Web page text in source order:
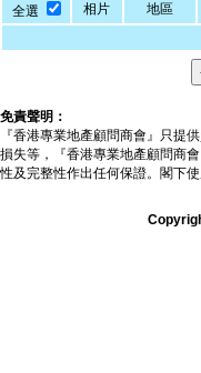
全選 相片 地區
免責聲明：
『香港專業地產顧問商會』只提
損失等，『香港專業地產顧問商
性及完整性作出任何保證。閣下